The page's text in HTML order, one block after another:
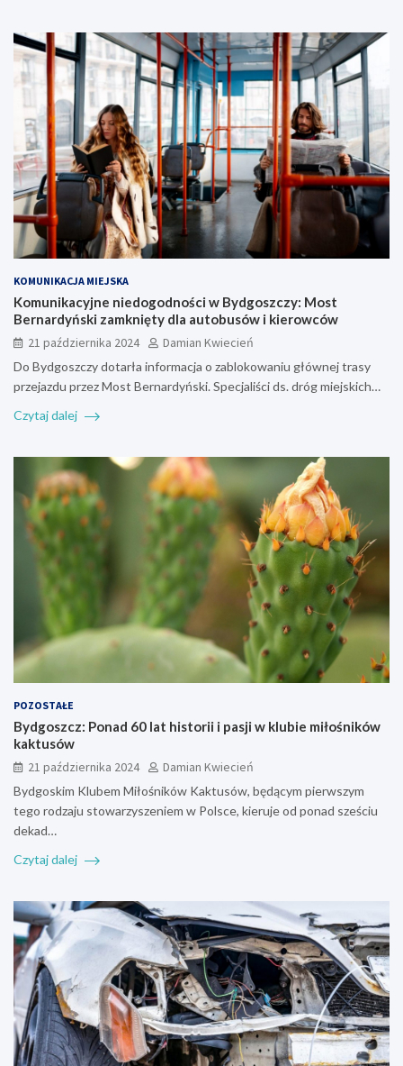
KOMUNIKACJA MIEJSKA
Komunikacyjne niedogodności w Bydgoszczy: Most
Bernardyński zamknięty dla autobusów i kierowców
21 października 2024
Damian Kwiecień
Do Bydgoszczy dotarła informacja o zablokowaniu głównej trasy
przejazdu przez Most Bernardyński. Specjaliści ds. dróg miejskich…
Czytaj dalej
POZOSTAŁE
Bydgoszcz: Ponad 60 lat historii i pasji w klubie miłośników
kaktusów
21 października 2024
Damian Kwiecień
Bydgoskim Klubem Miłośników Kaktusów, będącym pierwszym
tego rodzaju stowarzyszeniem w Polsce, kieruje od ponad sześciu
dekad…
Czytaj dalej